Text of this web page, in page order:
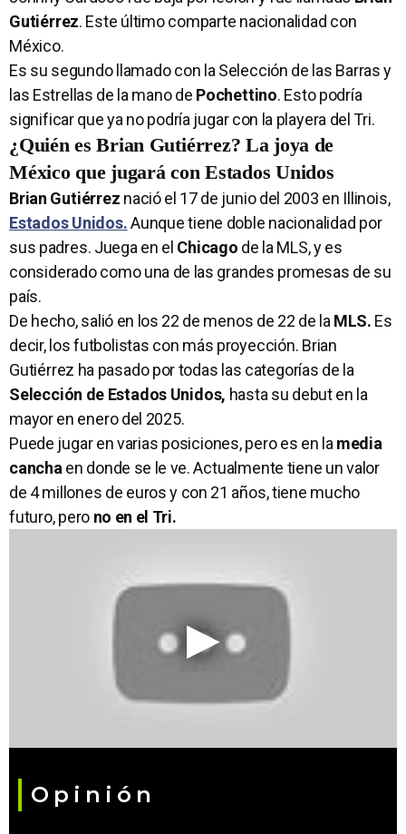
Gutiérrez. Este último comparte nacionalidad con
México.
Es su segundo llamado con la Selección de las Barras y
las Estrellas de la mano de Pochettino. Esto podría
significar que ya no podría jugar con la playera del Tri.
¿Quién es Brian Gutiérrez? La joya de
México que jugará con Estados Unidos
Brian Gutiérrez nació el 17 de junio del 2003 en Illinois,
Estados Unidos.Aunque tiene doble nacionalidad por
sus padres. Juega en el Chicago de la MLS, y es
considerado como una de las grandes promesas de su
país.
De hecho, salió en los 22 de menos de 22 de laMLS. Es
decir, los futbolistas con más proyección. Brian
Gutiérrez ha pasado por todas las categorías de la
Selección de Estados Unidos, hasta su debut en la
mayor en enero del 2025.
Puede jugar en varias posiciones, pero es en lamedia
canchaen donde se le ve. Actualmente tiene un valor
de 4 millones de euros y con 21 años, tiene mucho
futuro, pero no en el Tri.
Opinión